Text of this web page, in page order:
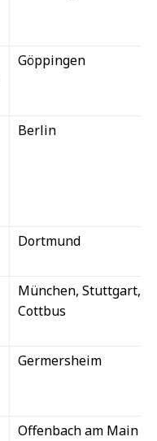
Göppingen
Berlin
Dortmund
München, Stuttgart,
Cottbus
Germersheim
Offenbach am Main